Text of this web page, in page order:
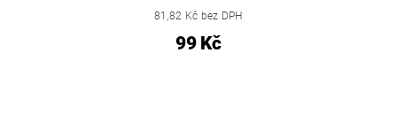
81,82 Kč bez DPH
99 Kč